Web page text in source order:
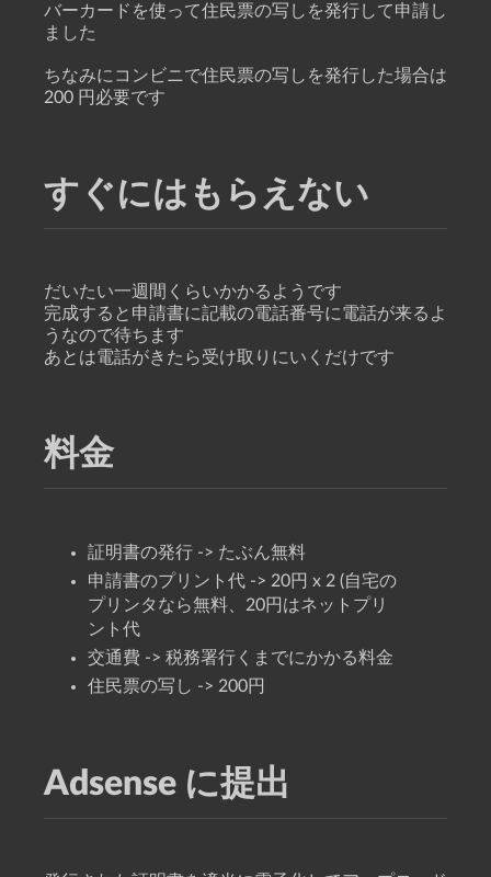
バーカードを使って住民票の写しを発行して申請し
ました
ちなみにコンビニで住民票の写しを発行した場合は
200 円必要です
すぐにはもらえない
だいたい一週間くらいかかるようです
完成すると申請書に記載の電話番号に電話が来るよ
うなので待ちます
あとは電話がきたら受け取りにいくだけです
料金
証明書の発行 -> たぶん無料
申請書のプリント代 -> 20円 x 2 (自宅の
プリンタなら無料、20円はネットプリ
ント代
交通費 -> 税務署行くまでにかかる料金
住民票の写し -> 200円
Adsense に提出